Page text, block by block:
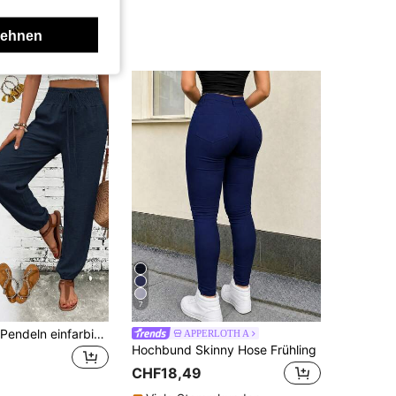
Damen Mode Pendeln einfarbige Kunstleinen Taillenband Tasche lange Hose, lässige Mode Hose
7
APPERLOTH A
Hochbund Skinny Hose Frühling
CHF18,49